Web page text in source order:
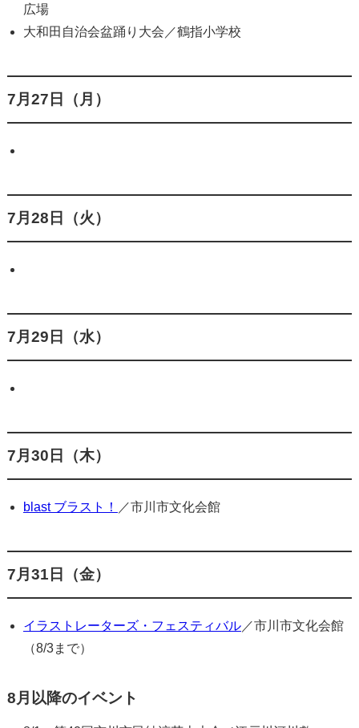
広場
大和田自治会盆踊り大会／鶴指小学校
7月27日（月）
7月28日（火）
7月29日（水）
7月30日（木）
blast ブラスト！ ／市川市文化会館
7月31日（金）
イラストレーターズ・フェスティバル／市川市文化会館
（8/3まで）
8月以降のイベント